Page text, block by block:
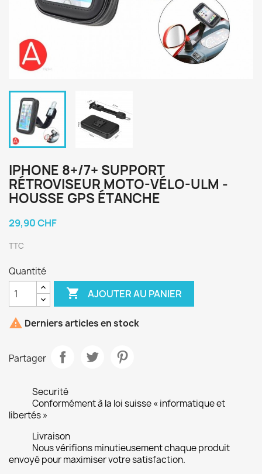
IPHONE 8+/7+ SUPPORT
RÉTROVISEUR MOTO-VÉLO-ULM -
HOUSSE GPS ÉTANCHE
29,90 CHF
TTC
Quantité
 AJOUTER AU PANIER
 Derniers articles en stock
Partager
Securité
Conformément à la loi suisse « informatique et
libertés »
Livraison
Nous vérifions minutieusement chaque produit
envoyé pour maximiser votre satisfaction.